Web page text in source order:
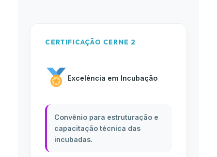
CERTIFICAÇÃO CERNE 2
Excelência em Incubação
Convênio para estruturação e
capacitação técnica das
incubadas.